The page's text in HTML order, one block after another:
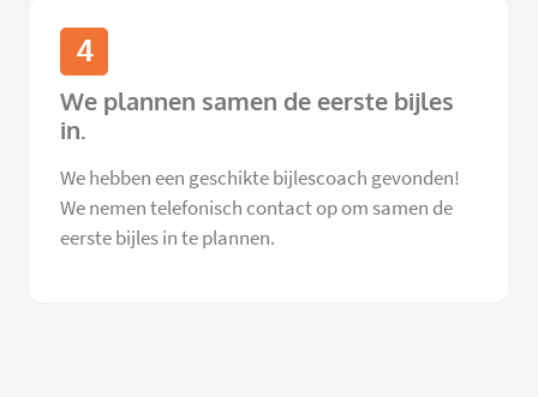
4
We plannen samen de eerste bijles
in.
We hebben een geschikte bijlescoach gevonden!
We nemen telefonisch contact op om samen de
eerste bijles in te plannen.